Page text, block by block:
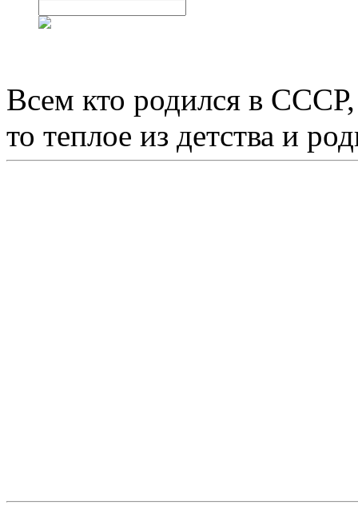
Всем кто родился в
то теплое из детства и